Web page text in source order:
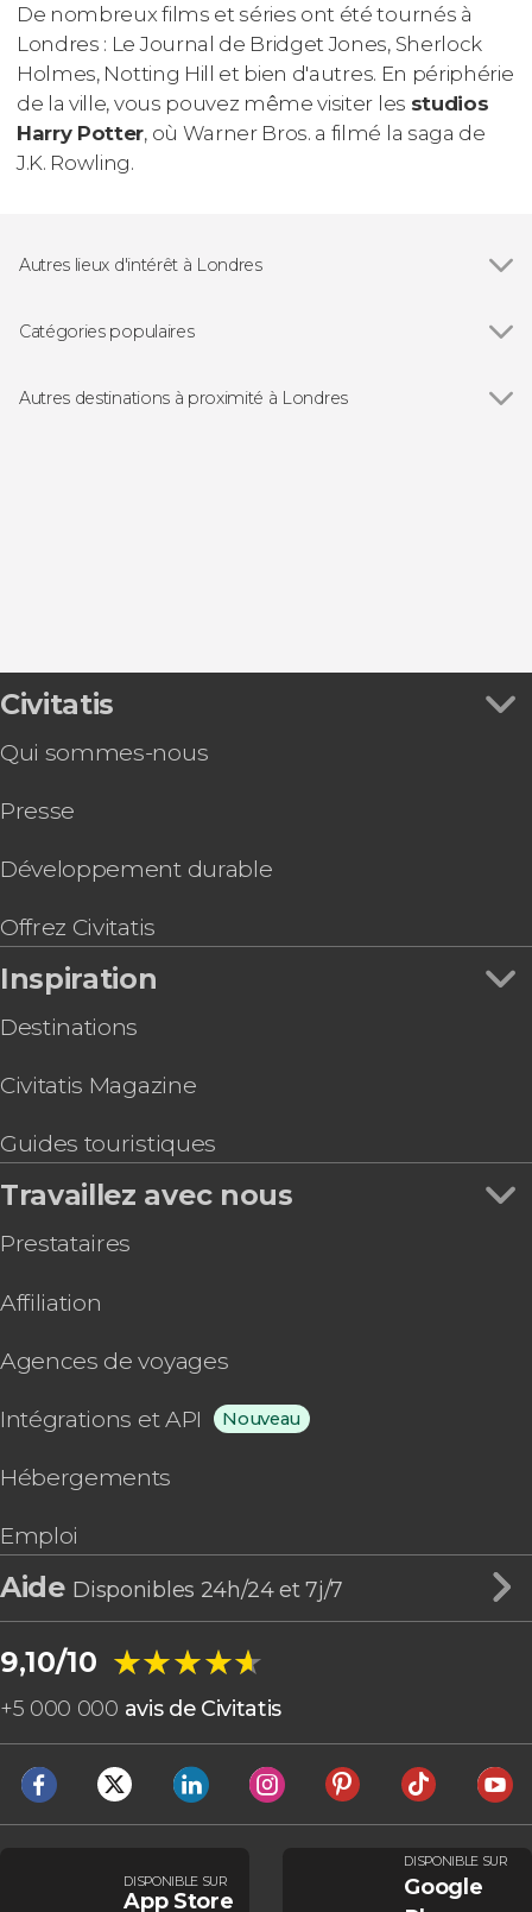
De nombreux films et séries ont été tournés à
Londres : Le Journal de Bridget Jones, Sherlock
Holmes, Notting Hill et bien d'autres. En périphérie
de la ville, vous pouvez même visiter les studios
Harry Potter, où Warner Bros. a filmé la saga de
J.K. Rowling.
Autres lieux d'intérêt à Londres
Big Ben
Palais de Buckingham
Catégories populaires
Excursions d'une journée depuis Londres
Autres destinations à proximité à Londres
Civitatis
Qui sommes-nous
Presse
Développement durable
Offrez Civitatis
Inspiration
Destinations
Civitatis Magazine
Guides touristiques
Travaillez avec nous
Prestataires
Affiliation
Agences de voyages
Intégrations et API Nouveau
Hébergements
Emploi
Aide Disponibles 24h/24 et 7j/7
9,10/10 ★★★★★
★★★★★
+5 000 000 avis de Civitatis
DISPONIBLE SUR
App Store
DISPONIBLE SUR
Google